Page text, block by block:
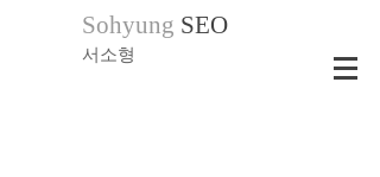
Sohyung SEO
서소형